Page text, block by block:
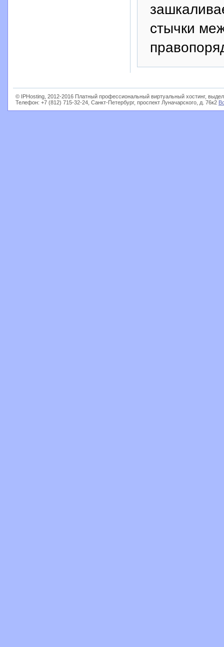
стычки
© IPHosting, 2012-2016 Платный профессиональный виртуальный хостинг,
Телефон: +7 (812) 715-32-24, Санкт-Петербург, проспект Луначарского, д. 76к2